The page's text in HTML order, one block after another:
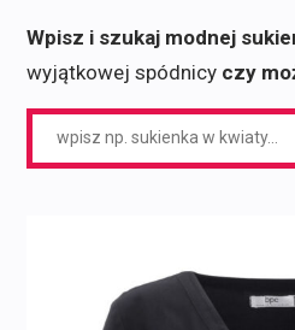
Wpisz i szukaj modnej
wyjątkowej spódnicy czy